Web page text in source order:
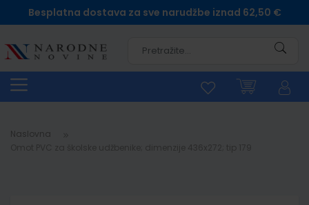
Besplatna dostava za sve narudžbe iznad 62,50 €
Naslovna